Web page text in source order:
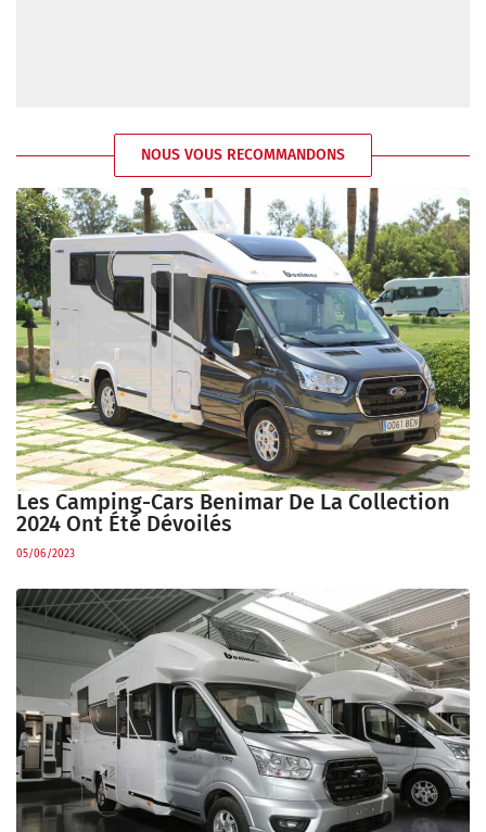
NOUS VOUS RECOMMANDONS
Les Camping-Cars Benimar De La Collection
2024 Ont Été Dévoilés
05/06/2023